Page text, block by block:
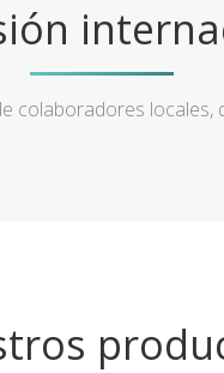
colaboradores locales,